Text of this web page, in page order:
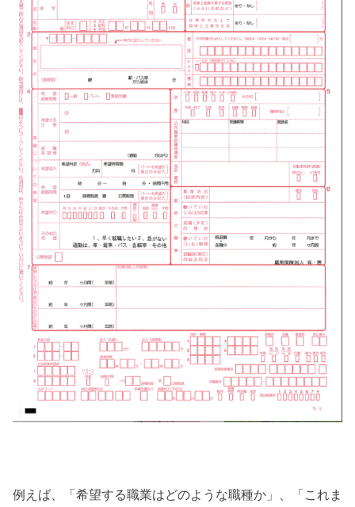
例えば、「希望する職業はどのような職種か」、「これま